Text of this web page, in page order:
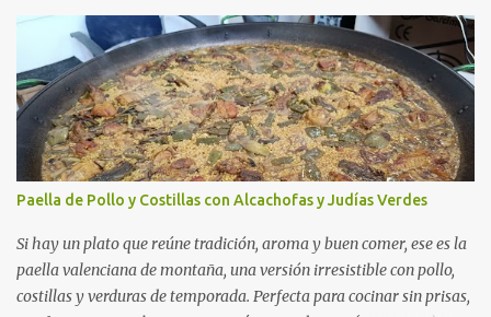
Paella de Pollo y Costillas con Alcachofas y Judías Verdes
Si hay un plato que reúne tradición, aroma y buen comer, ese es la
paella valenciana de montaña, una versión irresistible con pollo,
costillas y verduras de temporada. Perfecta para cocinar sin prisas,